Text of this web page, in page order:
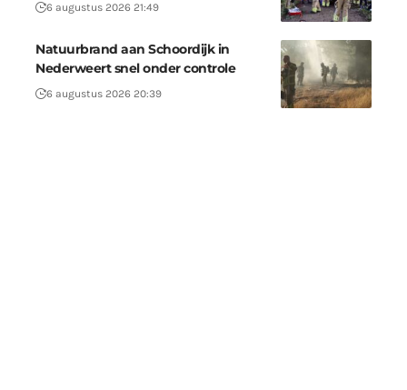
6 augustus 2026 21:49
Natuurbrand aan Schoordijk in
Nederweert snel onder controle
6 augustus 2026 20:39